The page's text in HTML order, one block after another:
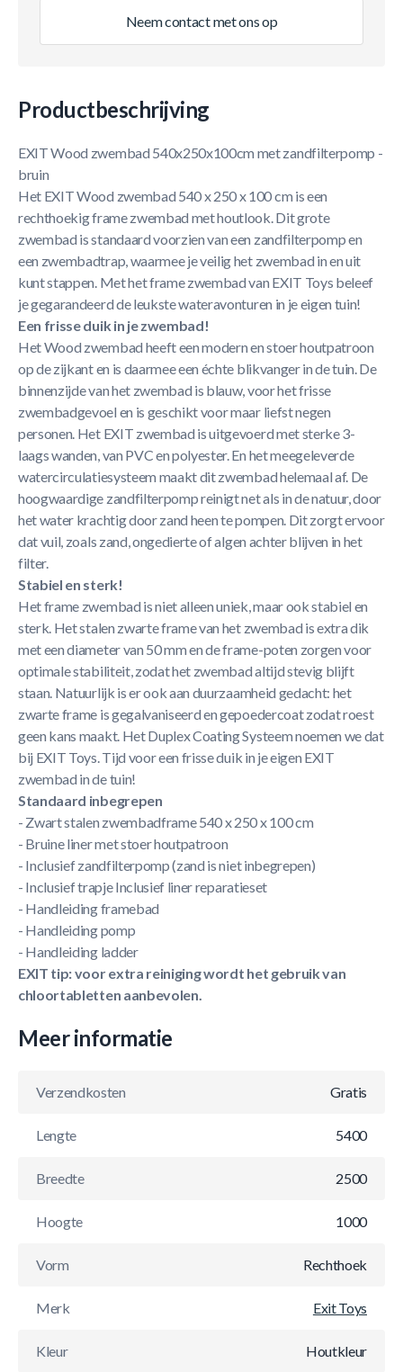
Neem contact met ons op
Productbeschrijving
EXIT Wood zwembad 540x250x100cm met zandfilterpomp -
bruin
Het EXIT Wood zwembad 540 x 250 x 100 cm is een
rechthoekig frame zwembad met houtlook. Dit grote
zwembad is standaard voorzien van een zandfilterpomp en
een zwembadtrap, waarmee je veilig het zwembad in en uit
kunt stappen. Met het frame zwembad van EXIT Toys beleef
je gegarandeerd de leukste wateravonturen in je eigen tuin!
Een frisse duik in je zwembad!
Het Wood zwembad heeft een modern en stoer houtpatroon
op de zijkant en is daarmee een échte blikvanger in de tuin. De
binnenzijde van het zwembad is blauw, voor het frisse
zwembadgevoel en is geschikt voor maar liefst negen
personen. Het EXIT zwembad is uitgevoerd met sterke 3-
laags wanden, van PVC en polyester. En het meegeleverde
watercirculatiesysteem maakt dit zwembad helemaal af. De
hoogwaardige zandfilterpomp reinigt net als in de natuur, door
het water krachtig door zand heen te pompen. Dit zorgt ervoor
dat vuil, zoals zand, ongedierte of algen achter blijven in het
filter.
Stabiel en sterk!
Het frame zwembad is niet alleen uniek, maar ook stabiel en
sterk. Het stalen zwarte frame van het zwembad is extra dik
met een diameter van 50 mm en de frame-poten zorgen voor
optimale stabiliteit, zodat het zwembad altijd stevig blijft
staan. Natuurlijk is er ook aan duurzaamheid gedacht: het
zwarte frame is gegalvaniseerd en gepoedercoat zodat roest
geen kans maakt. Het Duplex Coating Systeem noemen we dat
bij EXIT Toys. Tijd voor een frisse duik in je eigen EXIT
zwembad in de tuin!
Standaard inbegrepen
- Zwart stalen zwembadframe 540 x 250 x 100 cm
- Bruine liner met stoer houtpatroon
- Inclusief zandfilterpomp (zand is niet inbegrepen)
- Inclusief trapje Inclusief liner reparatieset
- Handleiding framebad
- Handleiding pomp
- Handleiding ladder
EXIT tip: voor extra reiniging wordt het gebruik van
chloortabletten aanbevolen.
Meer informatie
Verzendkosten Gratis
Lengte 5400
Breedte 2500
Hoogte 1000
Vorm Rechthoek
Merk Exit Toys
Kleur Houtkleur